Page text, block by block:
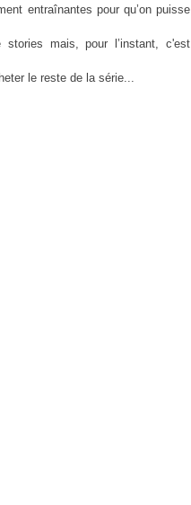
entraînantes pour qu’on puisse
mais, pour l’instant, c'est
le reste de la série...